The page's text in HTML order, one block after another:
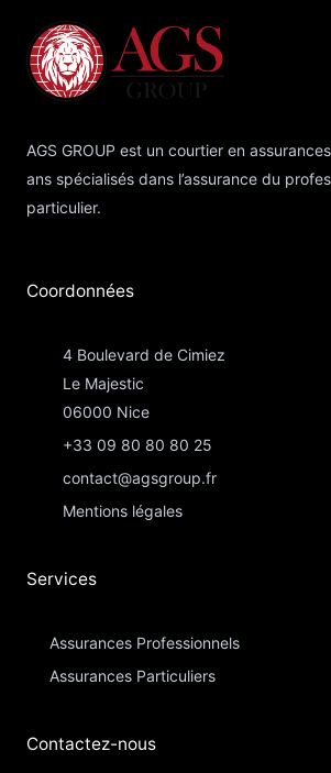
AGS GROUP est un courtier en
ans spécialisés dans l’assurance du
particulier.
Coordonnées​
4 Boulevard de Cimiez
Le Majestic
06000 Nice
+33 09 80 80 80 25
contact@agsgroup.fr
Mentions légales
Services
Assurances Professionnels
Assurances Particuliers​
Contactez-nous​